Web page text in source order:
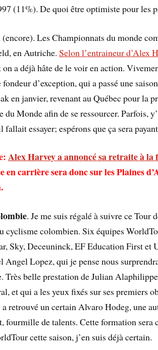
(11%). De quoi être optimiste pour les
(encore). Les Championnats du monde
en Autriche.Selon l’entraineur d’Alex
on a déjà hâte de le voir en action.
d’exception, qui a passé une
en janvier, revenant au Québec pour la
du Monde afin de se ressourcer. Parfois,
fallait essayer; espérons que ça sera
Alex Harvey a annoncé sa retraite à la
en carrière sera donc sur les Plaines
. Je me suis régalé à suivre ce Tour
cyclisme colombien. Six équipes
Sky, Deceuninck, EF Education First et
Lopez, qui je pense nous
Très belle prestation de Julian
et qui a les yeux fixés sur ses premiers
retrouvé un certain Alvaro Hodeg, une
fourmille de talents. Cette formation sera
cette saison, j’en suis déjà certain.